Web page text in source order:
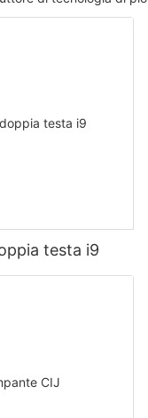
testa i9